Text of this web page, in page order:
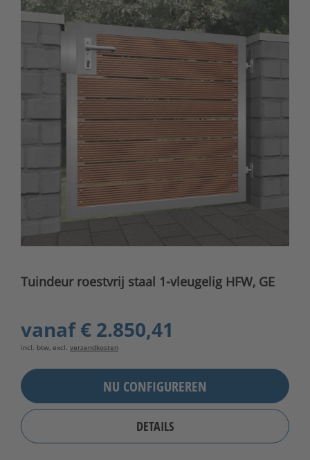
Tuindeur roestvrij staal 1-vleugelig HFW, GE
vanaf€ 2.850,41
incl. btw, excl. verzendkosten
NU CONFIGUREREN
DETAILS